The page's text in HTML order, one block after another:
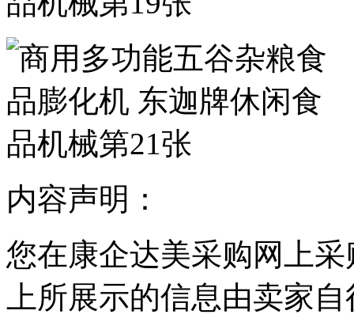
内容声明：
您在康企达美采购网上
上所展示的信息由卖家